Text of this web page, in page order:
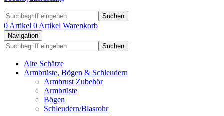
Suchen
0 Artikel 0 Artikel Warenkorb
Navigation
Suchen
Alte Schätze
Armbrüste, Bögen & Schleudern
Armbrust Zubehör
Armbrüste
Bögen
Schleudern/Blasrohr